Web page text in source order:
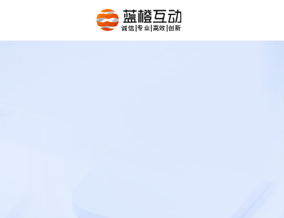
诚信|专业|高效|创新